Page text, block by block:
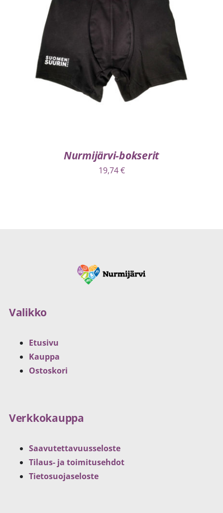
VALITSE VAIHTOEHDOISTA LISÄTIEDOT
Nurmijärvi-bokserit
19,74€
Valikko
Etusivu
Kauppa
Ostoskori
Verkkokauppa
Saavutettavuusseloste
Tilaus- ja toimitusehdot
Tietosuojaseloste